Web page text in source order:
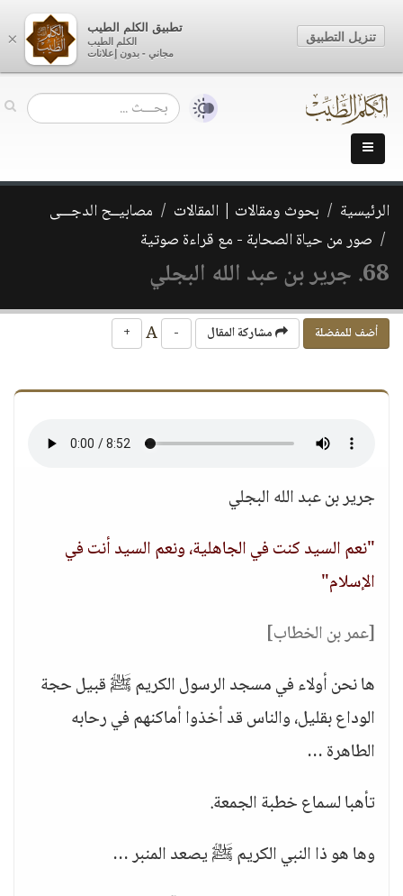
الرئيسية بحوث ومقالات | المقالات
مصابيــح الدجـــى
صور من حياة الصحابة - مع قراءة صوتية
68. جرير بن عبد الله البجلي
أضف للمفضلة مشاركة المقال -
+
جرير بن عبد الله البجلي
"نعم السيد كنت في الجاهلية، ونعم السيد أنت في
الإسلام"
[عمر بن الخطاب]
ها نحن أولاء في مسجد الرسول الكريم ﷺ قبيل حجة
الوداع بقليل، والناس قد أخذوا أماكنهم في رحابه
الطاهرة …
تأهبا لسماع خطبة الجمعة.
وها هو ذا النبي الكريم ﷺ يصعد المنبر …
×
تطبيق الكلم الطيب
الكلم الطيب
مجاني - بدون إعلانات
تنزيل التطبيق